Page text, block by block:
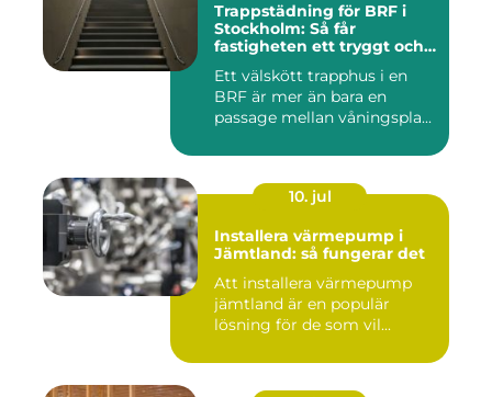
Trappstädning för BRF i
Stockholm: Så får
fastigheten ett tryggt och
Ett välskött trapphus i en
BRF är mer än bara en
passage mellan våningspla...
10. jul
Installera värmepump i
Jämtland: så fungerar det
Att installera värmepump
jämtland är en populär
lösning för de som vil...